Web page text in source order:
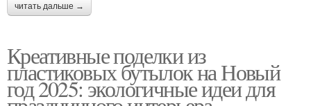
читать дальше →
Креативные поделки из
пластиковых бутылок на Новый
год 2025: экологичные идеи для